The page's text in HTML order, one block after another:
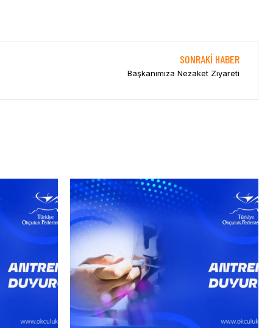
SONRAKI HABER
Başkanımıza Nezaket Ziyareti